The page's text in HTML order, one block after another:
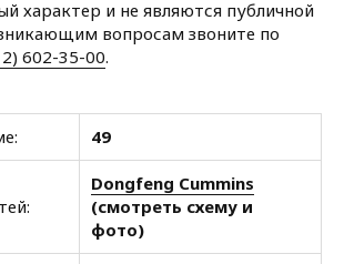
характер и не являются публичной
вопросам звоните по
602-35-00.
49
Dongfeng Cummins
(смотреть схему и
фото)